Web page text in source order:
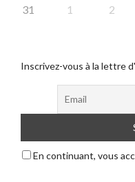
31 1 2
Inscrivez-vous à la lettre
En continuant, vous